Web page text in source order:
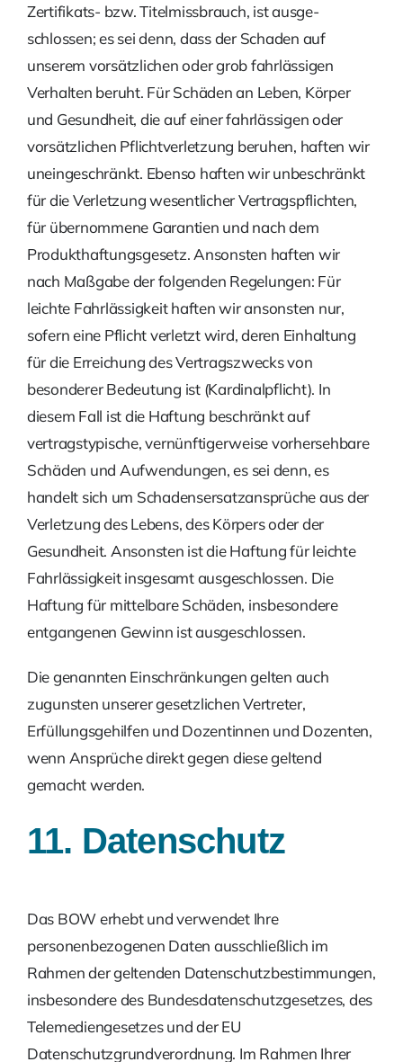
Zertifikats- bzw. Titelmissbrauch, ist ausge­
schlossen; es sei denn, dass der Schaden auf
unserem vorsätzlichen oder grob fahrlässigen
Verhalten beruht. Für Schäden an Leben, Körper
und Gesundheit, die auf einer fahrlässigen oder
vorsätzlichen Pflichtverletzung beruhen, haften wir
uneingeschränkt. Ebenso haften wir unbeschränkt
für die Verletzung wesentlicher Vertragspflichten,
für übernommene Garantien und nach dem
Produkthaftungsgesetz. Ansonsten haften wir
nach Maßgabe der folgenden Regelungen: Für
leichte Fahrlässigkeit haften wir ansonsten nur,
sofern eine Pflicht verletzt wird, deren Einhaltung
für die Erreichung des Vertragszwecks von
besonderer Bedeutung ist (Kardinalpflicht). In
diesem Fall ist die Haftung beschränkt auf
vertragstypische, vernünftigerweise vorhersehbare
Schäden und Aufwendungen, es sei denn, es
handelt sich um Schadensersatzansprüche aus der
Verletzung des Lebens, des Körpers oder der
Gesundheit. Ansonsten ist die Haftung für leichte
Fahrlässigkeit insgesamt ausgeschlossen. Die
Haftung für mittelbare Schäden, insbesondere
entgangenen Gewinn ist ausgeschlossen.
Die genannten Einschränkungen gelten auch
zugunsten unserer gesetzlichen Vertreter,
Erfüllungsgehilfen und Dozentinnen und Dozenten,
wenn Ansprüche direkt gegen diese geltend
gemacht werden.
11. Datenschutz
Das BOW erhebt und verwendet Ihre
personenbezogenen Daten ausschließlich im
Rahmen der geltenden Datenschutzbestimmungen,
insbesondere des Bundesdatenschutzgesetzes, des
Telemediengesetzes und der EU
Datenschutzgrundverordnung. Im Rahmen Ihrer